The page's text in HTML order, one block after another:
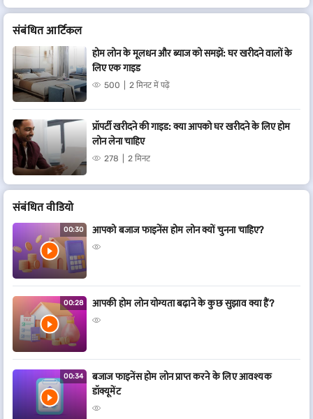
संबंधित आर्टिकल
होम लोन के मूलधन और ब्याज को समझें: घर खरीदने वालों के
लिए एक गाइड
500 2 मिनट में पढ़ें
प्रॉपर्टी खरीदने की गाइड: क्या आपको घर खरीदने के लिए होम
लोन लेना चाहिए
278 2 मिनट
संबं​धित वीडियो
00:30 आपको बजाज फाइनेंस होम लोन क्यों चुनना चाहिए?
00:28 आपकी होम लोन योग्यता बढ़ाने के कुछ सुझाव क्या हैं?
00:34
बजाज फाइनेंस होम लोन प्राप्त करने के लिए आवश्यक
डॉक्यूमेंट